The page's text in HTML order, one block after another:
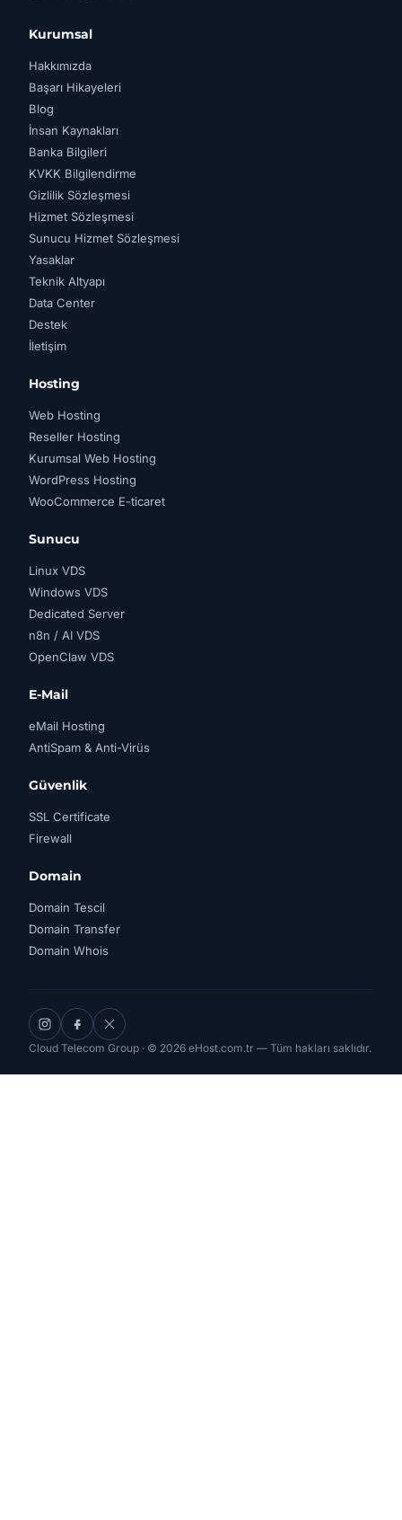
Kurumsal
Hakkımızda
Başarı Hikayeleri
Blog
İnsan Kaynakları
Banka Bilgileri
KVKK Bilgilendirme
Gizlilik Sözleşmesi
Hizmet Sözleşmesi
Sunucu Hizmet Sözleşmesi
Yasaklar
Teknik Altyapı
Data Center
Destek
İletişim
Hosting
Web Hosting
Reseller Hosting
Kurumsal Web Hosting
WordPress Hosting
WooCommerce E-ticaret
Sunucu
Linux VDS
Windows VDS
Dedicated Server
n8n / AI VDS
OpenClaw VDS
E-Mail
eMail Hosting
AntiSpam & Anti-Virüs
Güvenlik
SSL Certificate
Firewall
Domain
Domain Tescil
Domain Transfer
Domain Whois
Cloud Telecom Group · © 2026 eHost.com.tr — Tüm hakları saklıdır.